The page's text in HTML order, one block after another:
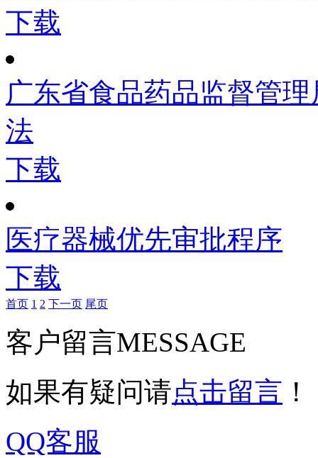
下载
广东省食品药品监督管
法
下载
医疗器械优先审批程序
下载
首页 1 2 下一页 尾页
客户留言MESSAGE
如果有疑问请点击留言 ！
QQ客服